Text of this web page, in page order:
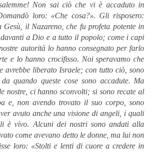
Non sai ciò che vi è accaduto in
loro: «Che cosa?». Gli risposero:
Gesù, il Nazareno, che fu profeta potente in
a Dio e a tutto il popolo; come i capi
autorità lo hanno consegnato per farlo
e lo hanno crocifisso. Noi speravamo che
avrebbe liberato Israele; con tutto ciò, sono
quando queste cose sono accadute. Ma
nostre, ci hanno sconvolti; si sono recate al
e, non avendo trovato il suo corpo, sono
avuto anche una visione di angeli, i quali
è vivo. Alcuni dei nostri sono andati alla
come avevano detto le donne, ma lui non
loro: «Stolti e lenti di cuore a credere in